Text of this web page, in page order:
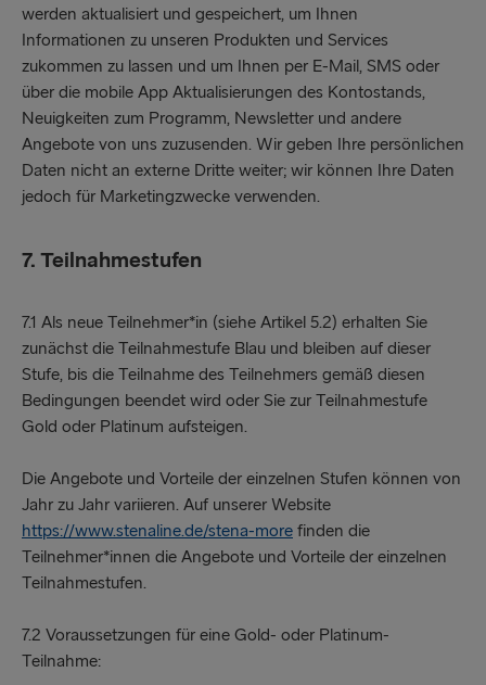
werden aktualisiert und gespeichert, um Ihnen
Informationen zu unseren Produkten und Services
zukommen zu lassen und um Ihnen per E-Mail, SMS oder
über die mobile App Aktualisierungen des Kontostands,
Neuigkeiten zum Programm, Newsletter und andere
Angebote von uns zuzusenden. Wir geben Ihre persönlichen
Daten nicht an externe Dritte weiter; wir können Ihre Daten
jedoch für Marketingzwecke verwenden.
7. Teilnahmestufen
7.1 Als neue Teilnehmer*in (siehe Artikel 5.2) erhalten Sie
zunächst die Teilnahmestufe Blau und bleiben auf dieser
Stufe, bis die Teilnahme des Teilnehmers gemäß diesen
Bedingungen beendet wird oder Sie zur Teilnahmestufe
Gold oder Platinum aufsteigen.
Die Angebote und Vorteile der einzelnen Stufen können von
Jahr zu Jahr variieren. Auf unserer Website
https://www.stenaline.de/stena-more finden die
Teilnehmer*innen die Angebote und Vorteile der einzelnen
Teilnahmestufen.
7.2 Voraussetzungen für eine Gold- oder Platinum-
Teilnahme: